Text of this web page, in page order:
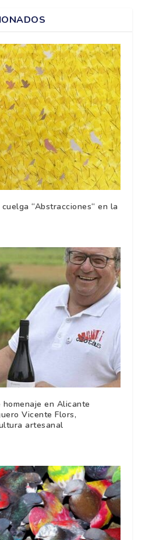
“Abstracciones“ en la
en Alicante
Vicente Flors,
artesanal